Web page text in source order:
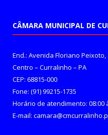
CÂMARA MUNICIPAL DE
End.: Avenida Floriano Peixoto,
Centro – Curralinho – PA
CEP: 68815-000
Fone: (91) 99215-1735
Horário de atendimento: 08:00
E-mail: